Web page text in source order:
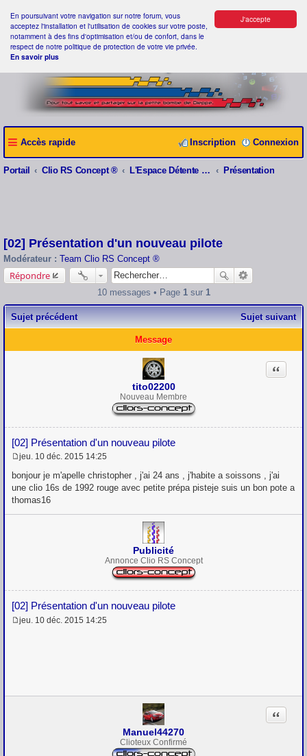
J'accepte
En poursuivant votre navigation sur notre forum, vous
acceptez l'installation et l'utilisation de cookies sur votre poste,
notamment à des fins d'optimisation et/ou de confort, dans le
respect de notre politique de protection de votre vie privée.
En savoir plus
Accès rapide Connexion
Inscription
Portail Clio RS Concept ® L'Espace Détente Clio RS Concept ® Présentation
[02] Présentation d'un nouveau pilote
Modérateur : Team Clio RS Concept ®
Répondre
10 messages • Page 1sur 1
Sujet précédent Sujet suivant
Message
tito02200
Nouveau Membre
[02] Présentation d'un nouveau pilote
Citation
e
s
a
g
jeu. 10 déc. 2015 14:25
bonjour je m'apelle christopher , j'ai 24 ans , j'habite a soissons , j'ai
une clio 16s de 1992 rouge avec petite prépa pisteje suis un bon pote a
thomas16
Publicité
Annonce Clio RS Concept
[02] Présentation d'un nouveau pilote
M
jeu. 10 déc. 2015 14:25
Manuel44270
Clioteux Confirmé
Citation